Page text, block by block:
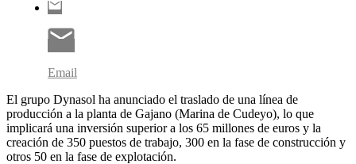
Email
El grupo Dynasol ha anunciado el traslado de una línea de
producción a la planta de Gajano (Marina de Cudeyo), lo que
implicará una inversión superior a los 65 millones de euros y la
creación de 350 puestos de trabajo, 300 en la fase de construcción y
otros 50 en la fase de explotación.